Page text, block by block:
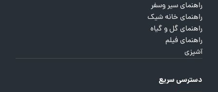
راهنمای سیر وسفر
راهنمای خانه شیک
راهنمای گل و گیاه
راهنمای فیلم
آشپزی
دسترسی سریع